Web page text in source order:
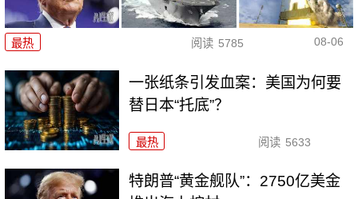
最热 阅读 5785 08-06
一张纸条引发血案：美国为何要
替日本“托底”？
最热 阅读 5633
特朗普“黄金舰队”：2750亿美金